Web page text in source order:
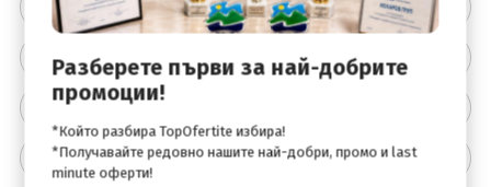
Цената не включва
Описание на хотела
Удобства
Допълнителна информация
Разберете първи за най-добрите
промоции!
*Който разбира TopOfertite избира!
*Получавайте редовно нашите най-добри, промо и last
minute оферти!